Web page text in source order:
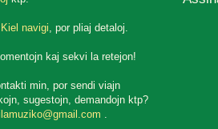
Kiel navigi, por pliaj detaloj.
kaj sekvi la retejon!
min, por sendi viajn
sugestojn, demandojn ktp?
.